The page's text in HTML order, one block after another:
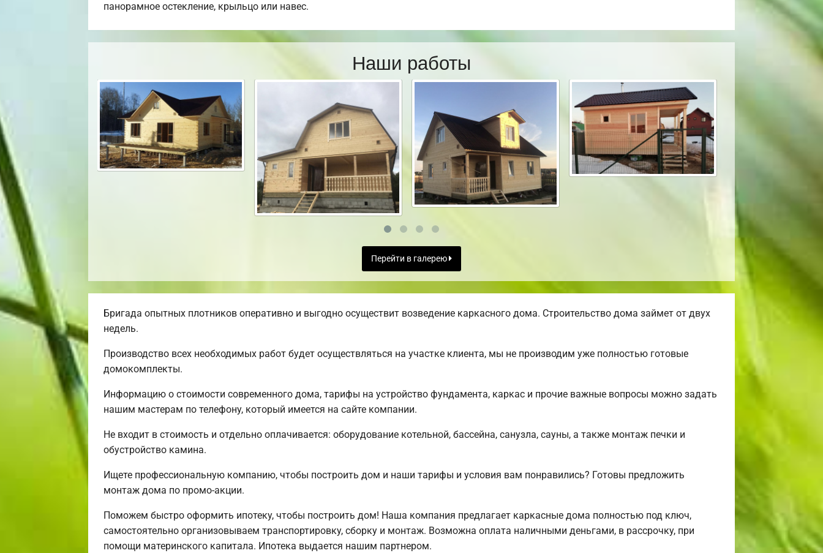
панорамное остекление, крыльцо или навес.
Наши работы
Перейти в галерею
Бригада опытных плотников оперативно и выгодно осуществит возведение каркасного дома. Строительство дома займет от двух
недель.
Производство всех необходимых работ будет осуществляться на участке клиента, мы не производим уже полностью готовые
домокомплекты.
Информацию о стоимости современного дома, тарифы на устройство фундамента, каркас и прочие важные вопросы можно задать
нашим мастерам по телефону, который имеется на сайте компании.
Не входит в стоимость и отдельно оплачивается: оборудование котельной, бассейна, санузла, сауны, а также монтаж печки и
обустройство камина.
Ищете профессиональную компанию, чтобы построить дом и наши тарифы и условия вам понравились? Готовы предложить
монтаж дома по промо-акции.
Поможем быстро оформить ипотеку, чтобы построить дом! Наша компания предлагает каркасные дома полностью под ключ,
самостоятельно организовываем транспортировку, сборку и монтаж. Возможна оплата наличными деньгами, в рассрочку, при
помощи материнского капитала. Ипотека выдается нашим партнером.